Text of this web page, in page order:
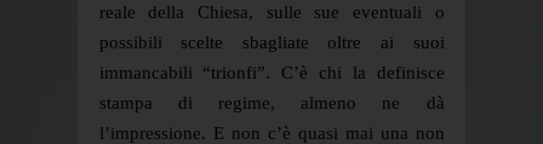
reale della Chiesa, sulle sue eventuali o
possibili scelte sbagliate oltre ai suoi
immancabili “trionfi”. C’è chi la definisce
stampa di regime, almeno ne dà
l’impressione. E non c’è quasi mai una non